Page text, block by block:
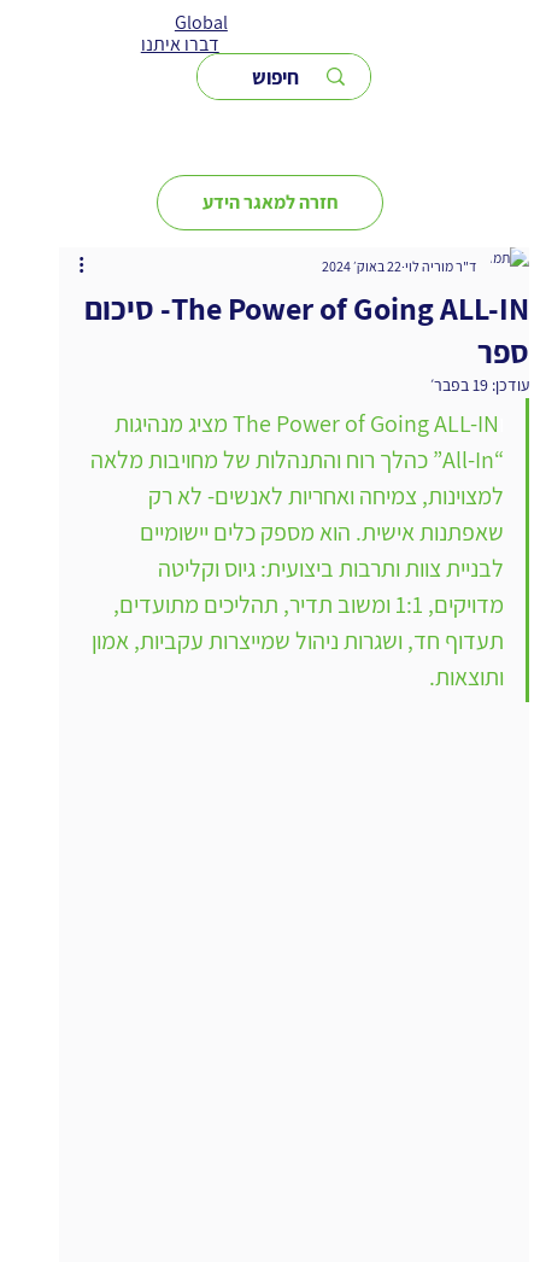
Global
דברו איתנו
חזרה למאגר הידע
The Power of Going ALL-IN- סיכום
ספר
ד"ר מוריה לוי 22 באוק׳ 2024
עודכן: 19 בפבר׳
The Power of Going ALL-IN מציג מנהיגות
“All-In” כהלך רוח והתנהלות של מחויבות מלאה
למצוינות, צמיחה ואחריות לאנשים- לא רק
שאפתנות אישית. הוא מספק כלים יישומיים
לבניית צוות ותרבות ביצועית: גיוס וקליטה
מדויקים, 1:1 ומשוב תדיר, תהליכים מתועדים,
תעדוף חד, ושגרות ניהול שמייצרות עקביות, אמון
ותוצאות.